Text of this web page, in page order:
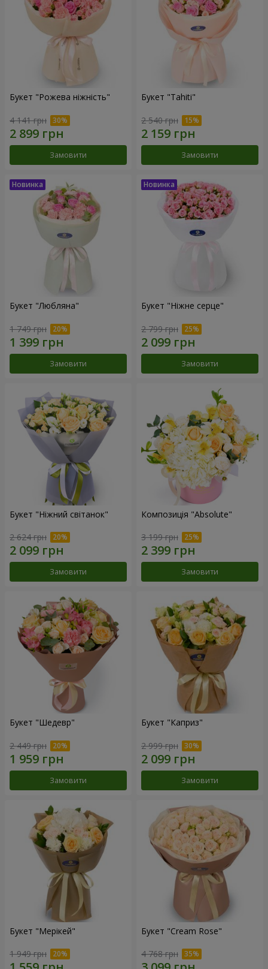
Букет "Рожева ніжність"
4 141 грн
Замовити
Букет "Tahiti"
2 540 грн
Замовити
Букет "Любляна"
1 749 грн
Замовити
Букет "Ніжне серце"
2 799 грн
Замовити
Букет "Ніжний світанок"
2 624 грн
Замовити
Композиція "Absolute"
3 199 грн
Замовити
Букет "Шедевр"
2 449 грн
Замовити
Букет "Каприз"
2 999 грн
Замовити
Букет "Мерікей"
1 949 грн
Букет "Cream Rose"
4 768 грн